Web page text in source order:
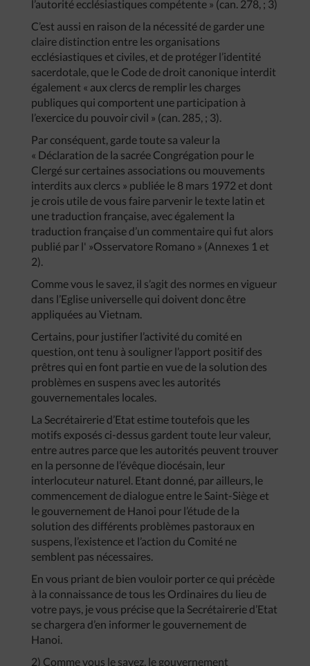
l’autorité ecclésiastiques compétente » (can. 278, ; 3)
C’est aussi en raison de la nécessité de garder une
claire distinction entre les organisations
ecclésiastiques et civiles, et de protéger l’identité
sacerdotale, que le Code de droit canonique interdit
également « aux clercs de remplir les charges
publiques qui comportent une participation à
l’exercice du pouvoir civil » (can. 285, ; 3).
Par conséquent, garde toute sa valeur la
« Déclaration de la sacrée Congrégation pour le
Clergé sur certaines associations ou mouvements
interdits aux clercs » publiée le 8 mars 1972 et dont
je crois utile de vous faire parvenir le texte latin et
une traduction française, avec également la
traduction française d’un commentaire qui fut alors
publié par l' »Osservatore Romano » (Annexes 1 et
2).
Comme vous le savez, il s’agit des normes en vigueur
dans l’Eglise universelle qui doivent donc être
appliquées au Vietnam.
Certains, pour justifier l’activité du comité en
question, ont tenu à souligner l’apport positif des
prêtres qui en font partie en vue de la solution des
problèmes en suspens avec les autorités
gouvernementales locales.
La Secrétairerie d’Etat estime toutefois que les
motifs exposés ci-dessus gardent toute leur valeur,
entre autres parce que les autorités peuvent trouver
en la personne de l’évêque diocésain, leur
interlocuteur naturel. Etant donné, par ailleurs, le
commencement de dialogue entre le Saint-Siège et
le gouvernement de Hanoi pour l’étude de la
solution des différents problèmes pastoraux en
suspens, l’existence et l’action du Comité ne
semblent pas nécessaires.
En vous priant de bien vouloir porter ce qui précède
à la connaissance de tous les Ordinaires du lieu de
votre pays, je vous précise que la Secrétairerie d’Etat
se chargera d’en informer le gouvernement de
Hanoi.
2) Comme vous le savez, le gouvernement